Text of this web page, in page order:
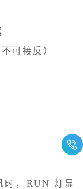
可接反）
，RUN 灯显